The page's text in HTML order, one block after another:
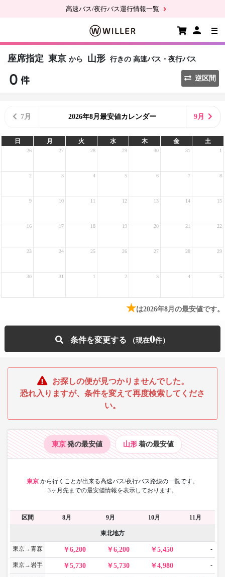
高速バス/夜行バス運行情報一覧
座席指定 東京 から 山形 行きの 高速バス・夜行バス
逆区間
7月 2026年8月最安値カレンダー 9月
日 月 火 水 木 金 土
26 27 28 29 30 31 1
2 3 4 5 6 7 8
9 10 11 12 13 14 15
16 17 18 19 20 21 22
23 24 25 26 27 28 29
30 31 1 2 3 4 5
★は2026年8月の最安値です。
条件を変更する 0
お探しの便が見つかりませんでした。
恐れ入りますが、条件を変えて再度検索してくださ
い。
東京 発の最安値 山形 着の最安値
東京 から行くことが出来る高速バス/夜行バス路線の一覧です。
3ヶ月先までの最安値情報を表示しております。
区間 8月 9月 10月 11月
東北地方
東京→青森 6,200 6,200 5,450 -
東京→岩手 5,730 5,730 4,980 -